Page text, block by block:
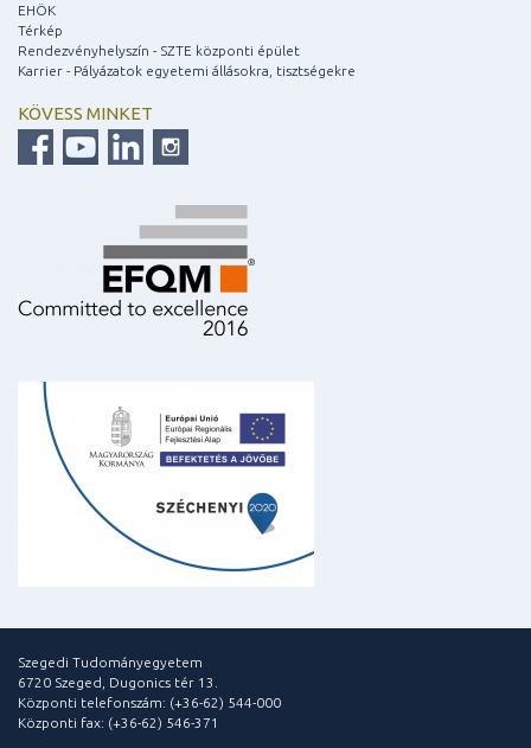
EHÖK
Térkép
Rendezvényhelyszín - SZTE központi épület
Karrier - Pályázatok egyetemi állásokra, tisztségekre
KÖVESS MINKET
Szegedi Tudományegyetem
6720 Szeged, Dugonics tér 13.
Központi telefonszám: (+36-62) 544-000
Központi fax: (+36-62) 546-371